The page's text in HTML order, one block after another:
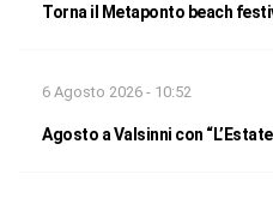
Torna il Metaponto beach
6 Agosto 2026 - 10:52
Agosto a Valsinni con